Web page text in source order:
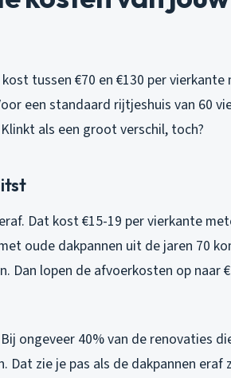
tussen €70 en €130 per
een standaard rijtjeshuis van 60
als een groot verschil, toch?
Dat kost €15-19 per vierkante
oude dakpannen uit de jaren 70
Dan lopen de afvoerkosten op naar
ongeveer 40% van de renovaties
Dat zie je pas als de dakpannen eraf